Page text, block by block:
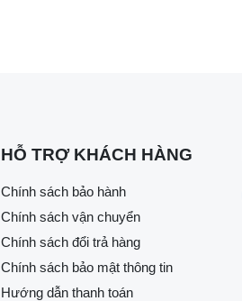
HỖ TRỢ KHÁCH HÀNG
Chính sách bảo hành
Chính sách vận chuyển
Chính sách đổi trả hàng
Chính sách bảo mật thông tin
Hướng dẫn thanh toán